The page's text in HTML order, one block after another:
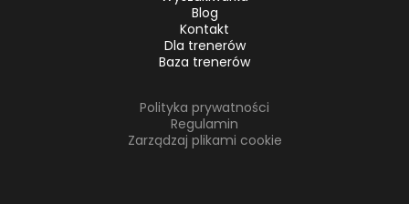
Blog
Kontakt
Dla trenerów
Baza trenerów
Polityka prywatności
Regulamin
Zarządzaj plikami cookie